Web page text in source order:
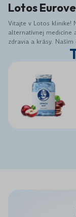
Lotos
Vitajte v Lotos klinike!
alternatívnej medicíne
zdravia a krásy.
pre vás bola
regeneráciou. V našej
prístrojom, ale najmä
Veríme, že si naše
o vaše zdravie,
pravidelnou súčasťou
zaslúžite! Tešíme sa